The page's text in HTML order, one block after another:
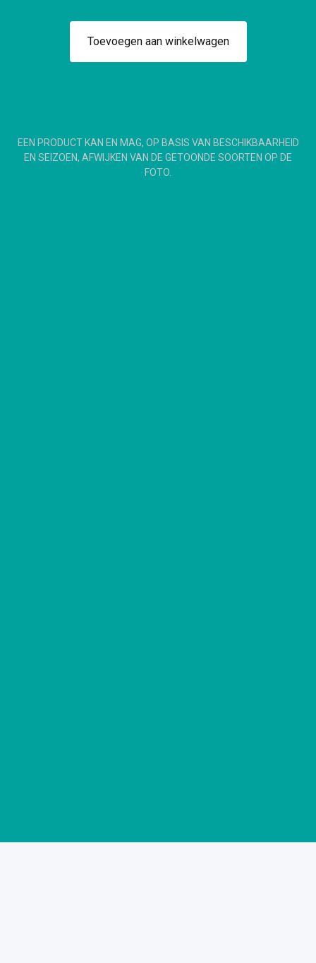
Toevoegen aan winkelwagen
EEN PRODUCT KAN EN MAG, OP BASIS VAN BESCHIKBAARHEID
EN SEIZOEN, AFWIJKEN VAN DE GETOONDE SOORTEN OP DE
FOTO.